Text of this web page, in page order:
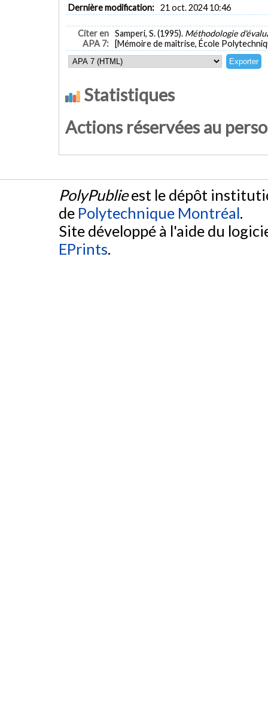
Dernière modification: 21 oct. 2024 10:46
Citer en
APA 7:
Samperi, S. (1995). Méthodologie
[Mémoire de maîtrise, École
Statistiques
Actions réservées au
PolyPublieest le dépôt
de Polytechnique Montréal.
Site développé à l'aide du
EPrints.